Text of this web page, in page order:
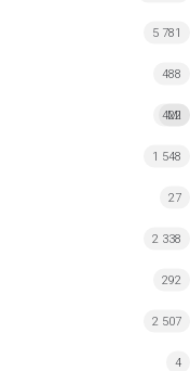
5 781
488
MI
422
1 548
27
2 338
292
2 507
4